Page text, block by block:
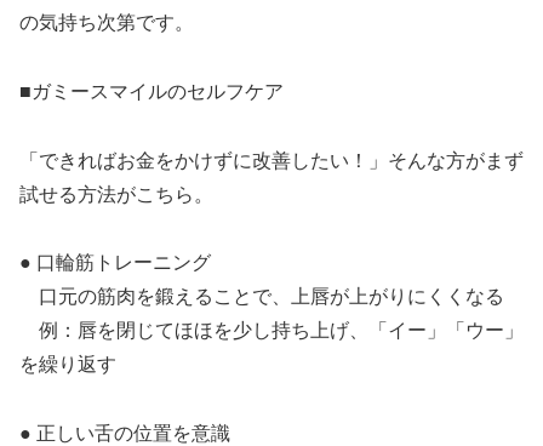
の気持ち次第です。
■ガミースマイルのセルフケア
「できればお金をかけずに改善したい！」そんな方がまず
試せる方法がこちら。
● 口輪筋トレーニング
口元の筋肉を鍛えることで、上唇が上がりにくくなる
例：唇を閉じてほほを少し持ち上げ、「イー」「ウー」
を繰り返す
● 正しい舌の位置を意識